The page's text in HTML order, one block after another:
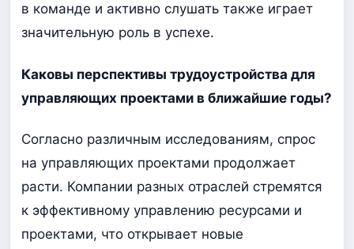
в команде и активно слушать также играет
значительную роль в успехе.
Каковы перспективы трудоустройства для
управляющих проектами в ближайшие годы?
Согласно различным исследованиям, спрос
на управляющих проектами продолжает
расти. Компании разных отраслей стремятся
к эффективному управлению ресурсами и
проектами, что открывает новые